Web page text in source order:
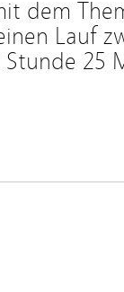
dem
Lauf
25